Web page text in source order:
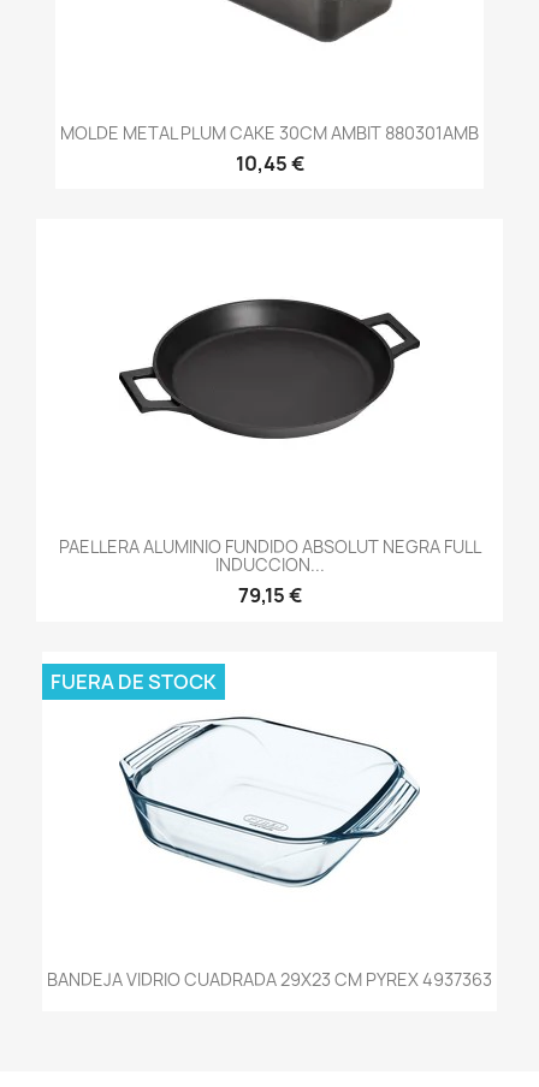
MOLDE METAL PLUM CAKE 30CM AMBIT 880301AMB
10,45 €
PAELLERA ALUMINIO FUNDIDO ABSOLUT NEGRA FULL
INDUCCION...
79,15 €
BANDEJA VIDRIO CUADRADA 29X23 CM PYREX 4937363
FUERA DE STOCK